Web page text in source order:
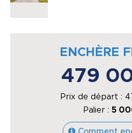
ENCHÈRE
479
Prix de départ :
Palier : 5